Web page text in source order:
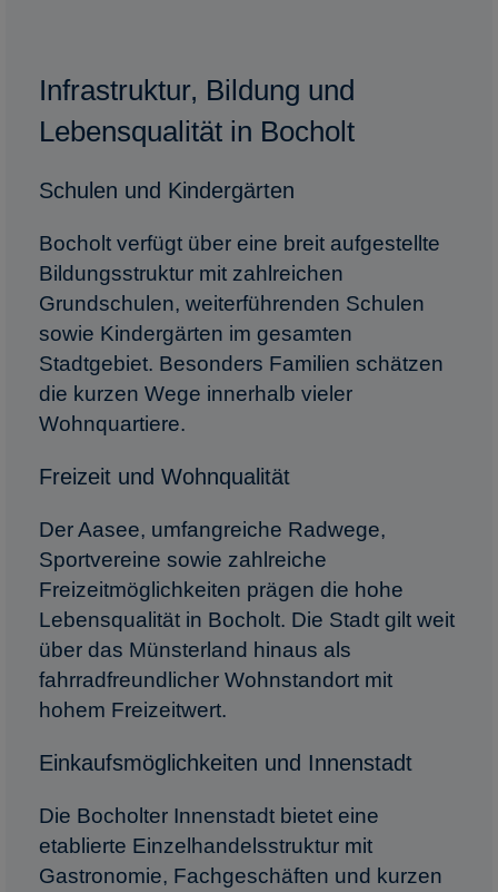
Infrastruktur, Bildung und
Lebensqualität in Bocholt
Schulen und Kindergärten
Bocholt verfügt über eine breit aufgestellte
Bildungsstruktur mit zahlreichen
Grundschulen, weiterführenden Schulen
sowie Kindergärten im gesamten
Stadtgebiet. Besonders Familien schätzen
die kurzen Wege innerhalb vieler
Wohnquartiere.
Freizeit und Wohnqualität
Der Aasee, umfangreiche Radwege,
Sportvereine sowie zahlreiche
Freizeitmöglichkeiten prägen die hohe
Lebensqualität in Bocholt. Die Stadt gilt weit
über das Münsterland hinaus als
fahrradfreundlicher Wohnstandort mit
hohem Freizeitwert.
Einkaufsmöglichkeiten und Innenstadt
Die Bocholter Innenstadt bietet eine
etablierte Einzelhandelsstruktur mit
Gastronomie, Fachgeschäften und kurzen